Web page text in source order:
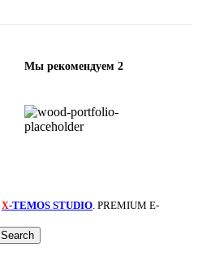
Мы рекомендуем 2
X-TEMOS STUDIO. PREMIUM E-
Search